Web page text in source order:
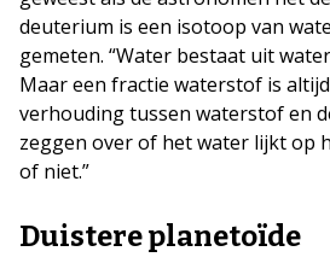
deuterium is een isotoop van
gemeten. “Water bestaat uit
Maar een fractie waterstof is
verhouding tussen waterstof en
zeggen over of het water lijkt op
of niet.”
Duistere planetoïde